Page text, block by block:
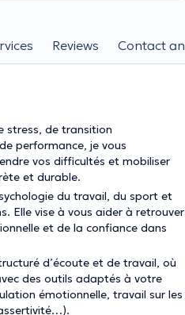
Reviews Contact
stress, de transition
performance, je vous
vos difficultés et mobiliser
et durable.
du travail, du sport et
Elle vise à vous aider à retrouver
et de la confiance dans
d’écoute et de travail, où
des outils adaptés à votre
émotionnelle, travail sur les